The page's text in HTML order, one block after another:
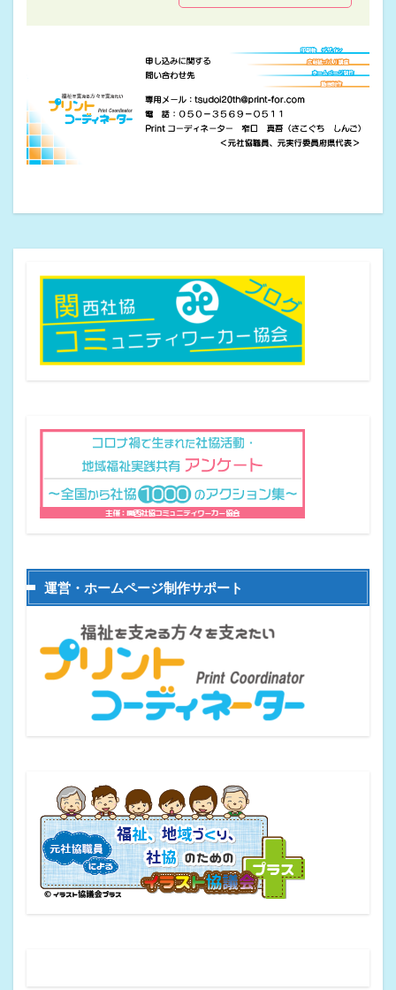
運営・ホームページ制作サポート